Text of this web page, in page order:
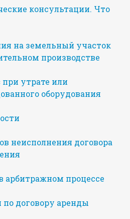
консультации. Что
на земельный участок
производстве
утрате или
оборудования
неисполнения договора
арбитражном процессе
по договору аренды